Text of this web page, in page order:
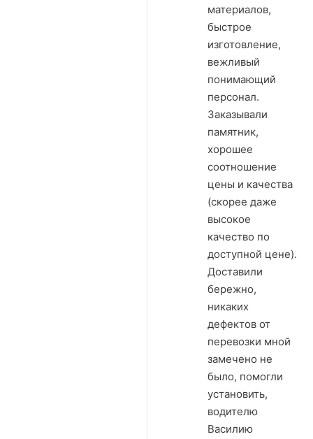
материалов,
быстрое
изготовление,
вежливый
понимающий
персонал.
Заказывали
памятник,
хорошее
соотношение
цены и качества
(скорее даже
высокое
качество по
доступной цене).
Доставили
бережно,
никаких
дефектов от
перевозки мной
замечено не
было, помогли
установить,
водителю
Василию